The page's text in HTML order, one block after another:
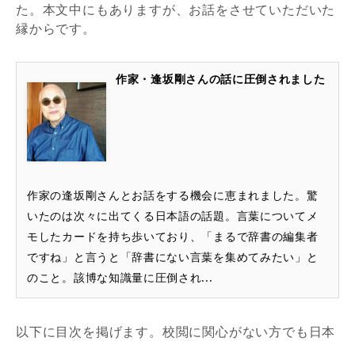
た。本文中にもありますが、お話をさせていただいた
縁からです。
作家・逢坂剛さんの話に圧倒されました
作家の逢坂剛さんとお話をする機会に恵まれました。驚
いたのは次々に出てくる日本語の話題。言葉についてメ
モしたカードを持ち歩いており、「まるで辞書の編集者
ですね」と言うと「辞書にない言葉を集めてみたい」と
のこと。該博な知識量に圧倒され...
以下に目次を掲げます。校閲に関心がない方でも日本